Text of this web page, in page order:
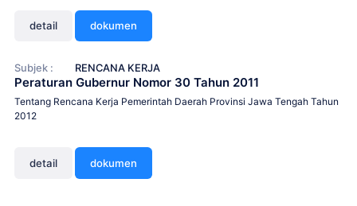
detail dokumen
Subjek : RENCANA KERJA
Peraturan Gubernur Nomor 30 Tahun 2011
Tentang Rencana Kerja Pemerintah Daerah Provinsi Jawa Tengah Tahun
2012
detail dokumen